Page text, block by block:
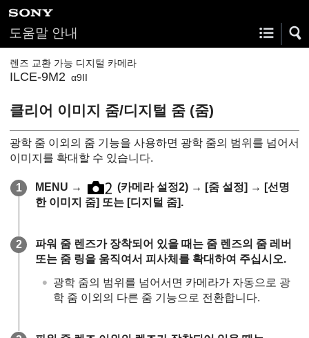
도움말 안내
렌즈 교환 가능 디지털 카메라
ILCE-9M2 α9II
클리어 이미지 줌/디지털 줌 (줌)
광학 줌 이외의 줌 기능을 사용하면 광학 줌의 범위를 넘어서
이미지를 확대할 수 있습니다.
MENU → (카메라 설정2) → [줌 설정] → [선명
한 이미지 줌] 또는 [디지털 줌].
파워 줌 렌즈가 장착되어 있을 때는 줌 렌즈의 줌 레버
또는 줌 링을 움직여서 피사체를 확대하여 주십시오.
광학 줌의 범위를 넘어서면 카메라가 자동으로 광
학 줌 이외의 다른 줌 기능으로 전환합니다.